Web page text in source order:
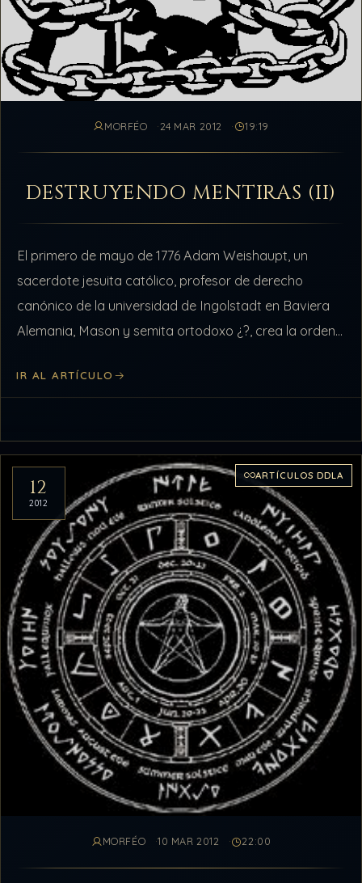
MORFÉO 24 MAR 2012 19:19
DESTRUYENDO MENTIRAS (II)
El primero de mayo de 1776 Adam Weishaupt, un
sacerdote jesuita católico, profesor de derecho
canónico de la universidad de Ingolstadt en Baviera
Alemania, Mason y semita ortodoxo ¿?, crea la orden
IR AL ARTÍCULO
12
2012
ARTÍCULOS DDLA
MORFÉO 10 MAR 2012 22:00